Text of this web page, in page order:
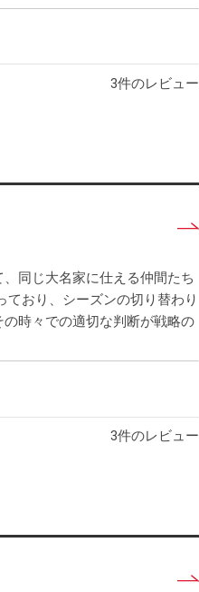
3件のレビュー
同じ大名家に仕える仲間たち
おり、シーズンの切り替わり
時々での適切な判断が戦略の
3件のレビュー